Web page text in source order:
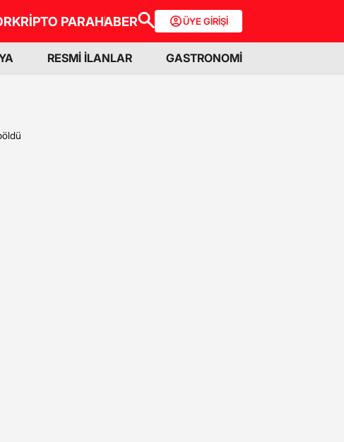
KRİPTO PARAHABER ÜYE GİRİŞİ
RESMİ İLANLAR GASTRONOMİ